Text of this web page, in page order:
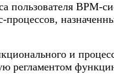
BPM-
процессов,
и
регламентом